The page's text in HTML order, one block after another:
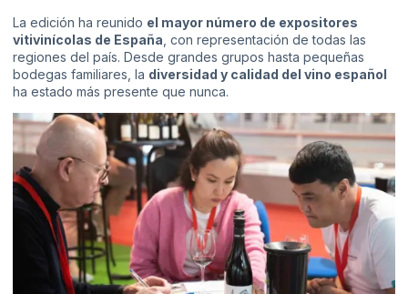
La edición ha reunido el mayor número de expositores
vitivinícolas de España , con representación de todas las
regiones del país. Desde grandes grupos hasta pequeñas
bodegas familiares, la diversidad y calidad del vino español
ha estado más presente que nunca.